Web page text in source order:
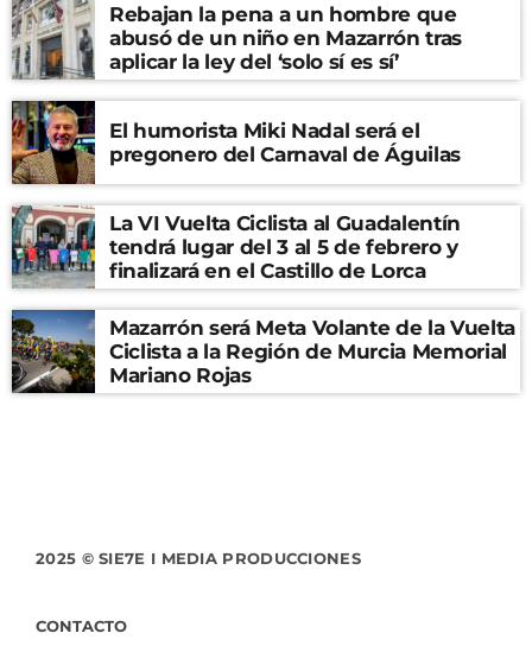
Rebajan la pena a un hombre que
abusó de un niño en Mazarrón tras
aplicar la ley del ‘solo sí es sí’
El humorista Miki Nadal será el
pregonero del Carnaval de Águilas
La VI Vuelta Ciclista al Guadalentín
tendrá lugar del 3 al 5 de febrero y
finalizará en el Castillo de Lorca
Mazarrón será Meta Volante de la Vuelta
Ciclista a la Región de Murcia Memorial
Mariano Rojas
2025 © SIE7E I MEDIA PRODUCCIONES
CONTACTO